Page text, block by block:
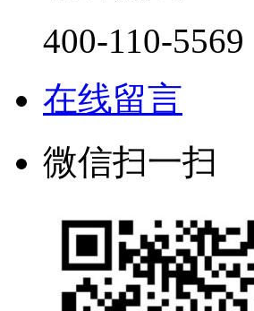
400-110-5569
在线留言
微信扫一扫